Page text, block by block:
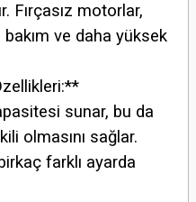
Fırçasız motorlar,
ve daha yüksek
sunar, bu da
olmasını sağlar.
farklı ayarda